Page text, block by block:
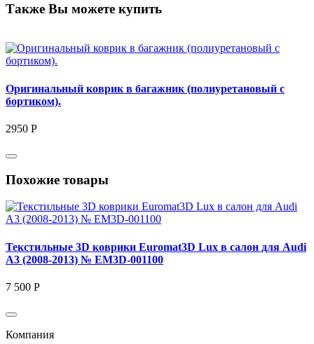
Также Вы можете купить
Оригинальный коврик в багажник (полиуретановый с
бортиком).
2950 Р
Похожие товары
Текстильные 3D коврики Euromat3D Lux в салон для Audi
A3 (2008-2013) № EM3D-001100
7 500 Р
Компания